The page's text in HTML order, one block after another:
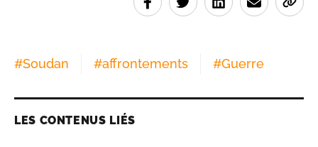
#Soudan #affrontements #Guerre
LES CONTENUS LIÉS